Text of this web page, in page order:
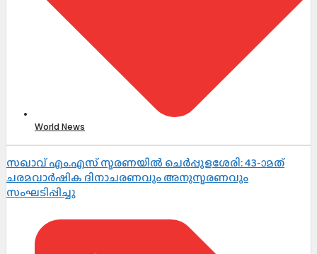
World News
സഖാവ് എം.എസ് സ്മരണയിൽ ചെർപ്പുളശേരി: 43-ാമത്
ചരമവാർഷിക ദിനാചരണവും അനുസ്മരണവും
സംഘടിപ്പിച്ചു